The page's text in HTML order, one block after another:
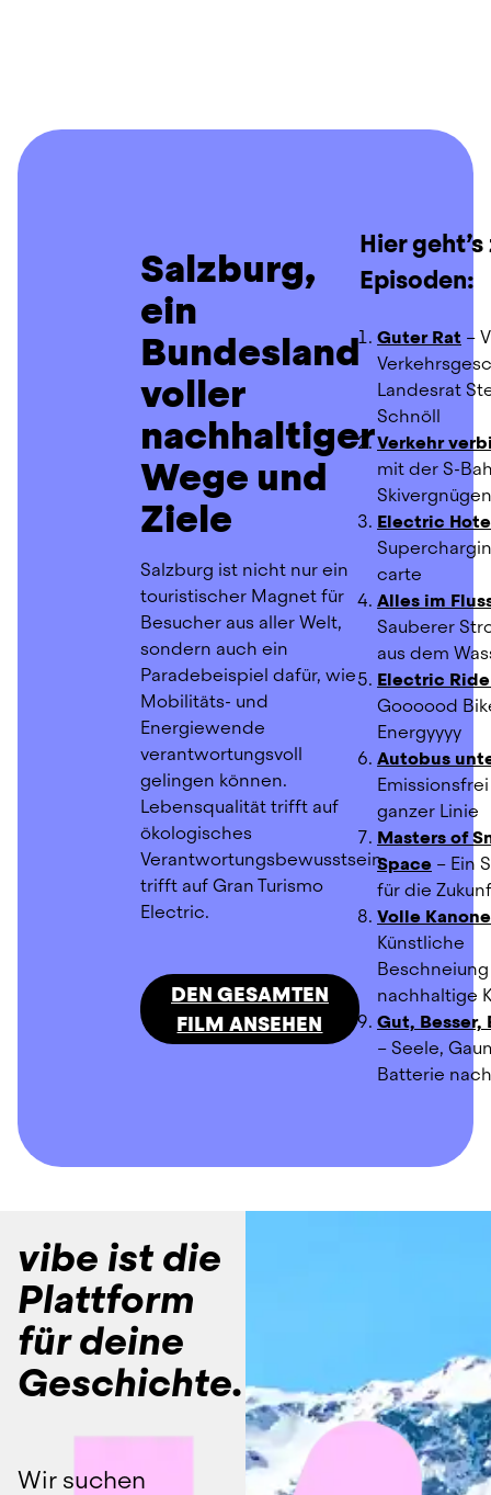
Salzburg,
ein
Bundesland
voller
nachhaltiger
Wege und
Ziele
Salzburg ist nicht nur ein
touristischer Magnet für
Besucher aus aller Welt,
sondern auch ein
Paradebeispiel dafür, wie
Mobilitäts- und
Energiewende
verantwortungsvoll
gelingen können.
Lebensqualität trifft auf
ökologisches
Verantwortungsbewusstsein
trifft auf Gran Turismo
Electric.
DEN GESAMTEN
FILM ANSEHEN
Hier
Episoden:
Guter Rat –
Landesrat
Schnöll
Verkehr
mit der S-
Skivergnügen
Electric
carte
Alles im
Sauberer
aus dem
Electric
Goooood
Energyyyy
Autobus
ganzer Linie
Masters of
Space – Ein
für die
Volle Kanone
Künstliche
nachhaltige
Gut, Besser,
– Seele,
Batterie
vibe ist die
Plattform
für deine
Geschichte.
Wir suchen